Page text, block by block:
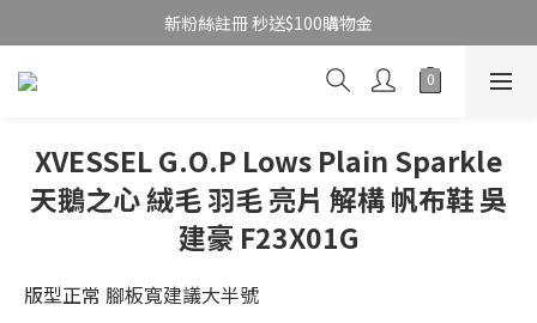
新粉絲註冊 秒送$100購物金
XVESSEL G.O.P Lows Plain Sparkle
天鵝之心 絨毛 羽毛 亮片 解構 帆布鞋 吳
建豪 F23X01G
版型正常 腳板寬建議大半號